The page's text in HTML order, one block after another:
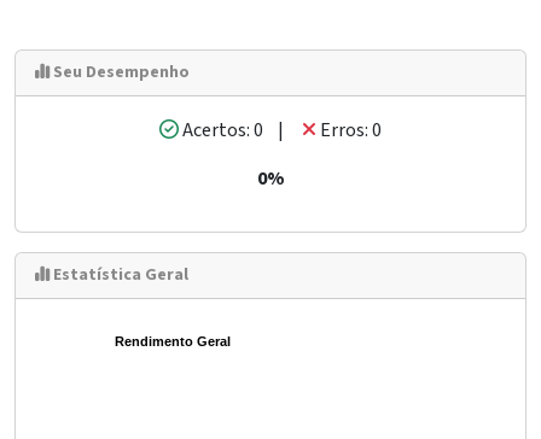
Seu Desempenho
Acertos: 0 |
Erros: 0
0%
Estatística Geral
Rendimento Geral